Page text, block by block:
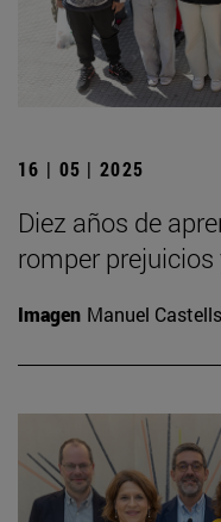
16 | 05 | 2025
Diez años de
romper
Imagen Manuel Castells